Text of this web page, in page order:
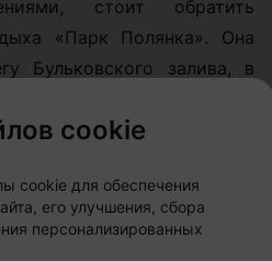
стоит обратить
«Парк Полянка». Она
Бульковского залива, в
семейные коттеджи,
бунгало с террасами,
и зонами барбекю.
cookie
cookie для обеспечения
его улучшения, сбора
персонализированных